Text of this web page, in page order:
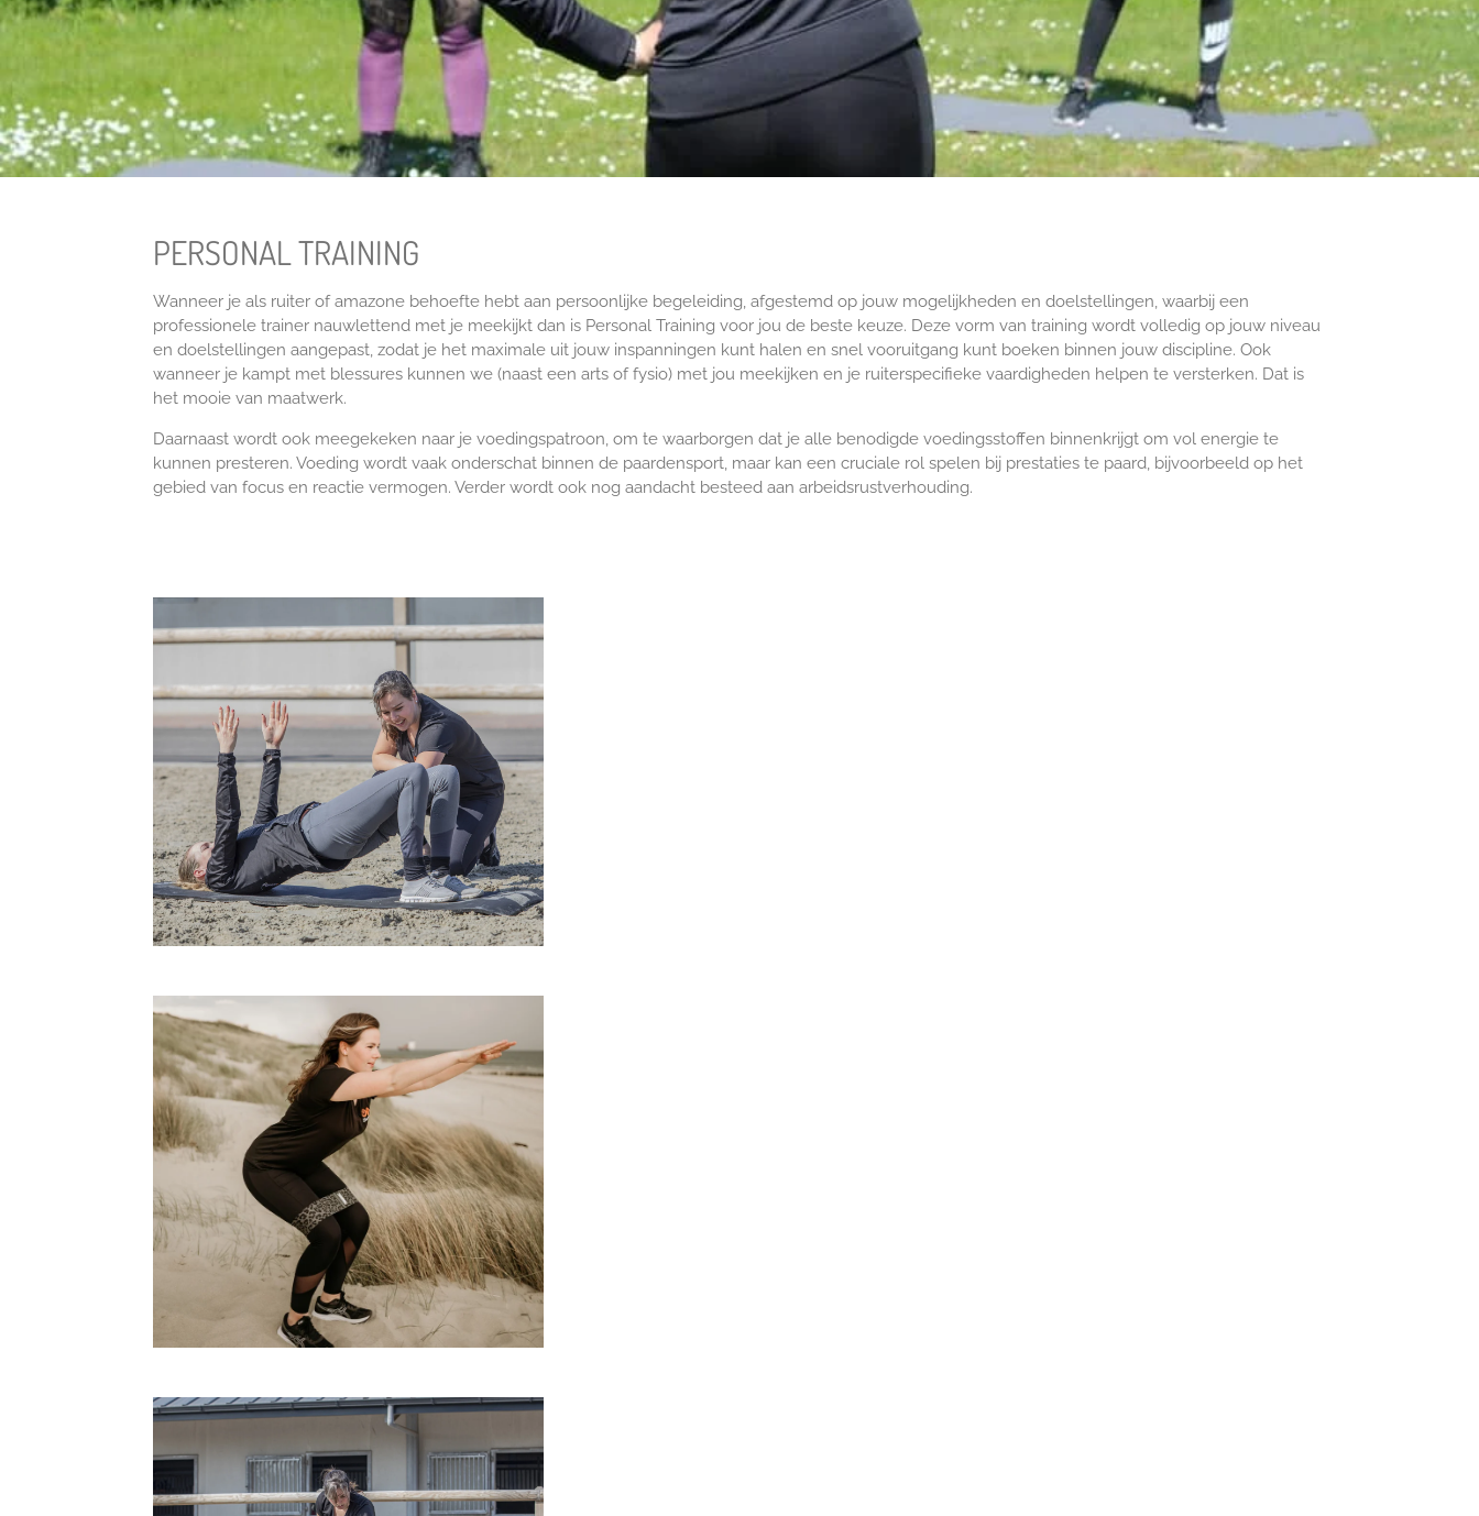
PERSONAL TRAINING
Wanneer je als ruiter of amazone behoefte hebt aan persoonlijke begeleiding, afgestemd op jouw mogelijkheden en doelstellingen, waarbij een
professionele trainer nauwlettend met je meekijkt dan is Personal Training voor jou de beste keuze. Deze vorm van training wordt volledig op jouw niveau
en doelstellingen aangepast, zodat je het maximale uit jouw inspanningen kunt halen en snel vooruitgang kunt boeken binnen jouw discipline. Ook
wanneer je kampt met blessures kunnen we (naast een arts of fysio) met jou meekijken en je ruiterspecifieke vaardigheden helpen te versterken. Dat is
het mooie van maatwerk.
Daarnaast wordt ook meegekeken naar je voedingspatroon, om te waarborgen dat je alle benodigde voedingsstoffen binnenkrijgt om vol energie te
kunnen presteren. Voeding wordt vaak onderschat binnen de paardensport, maar kan een cruciale rol spelen bij prestaties te paard, bijvoorbeeld op het
gebied van focus en reactie vermogen. Verder wordt ook nog aandacht besteed aan arbeidsrustverhouding.